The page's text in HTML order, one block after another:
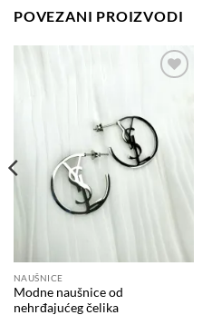
POVEZANI PROIZVODI
NAUŠNICE
Modne naušnice od
nehrđajućeg čelika